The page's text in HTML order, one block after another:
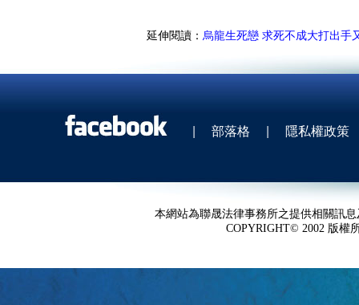
延伸閱讀： 烏龍生死戀 求死不成大打出手
| 部落格 | 隱私權政策
本網站為聯晟法律事務所之提供相關訊
COPYRIGHT© 2002 版權